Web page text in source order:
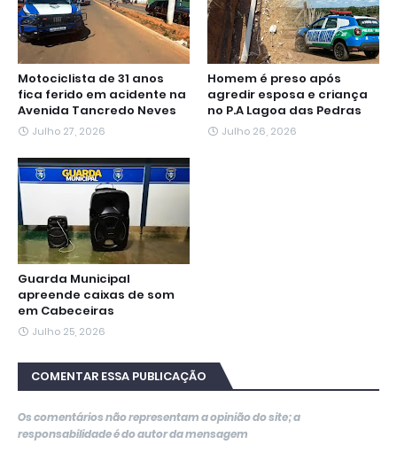
Motociclista de 31 anos
fica ferido em acidente na
Avenida Tancredo Neves
Julho 27, 2026
Homem é preso após
agredir esposa e criança
no P.A Lagoa das Pedras
Julho 26, 2026
Guarda Municipal
apreende caixas de som
em Cabeceiras
Julho 25, 2026
COMENTAR ESSA PUBLICAÇÃO
Os comentários não representam a opinião do site; a
responsabilidade é do autor da mensagem